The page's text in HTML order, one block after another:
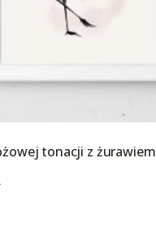
tonacji z żurawiem